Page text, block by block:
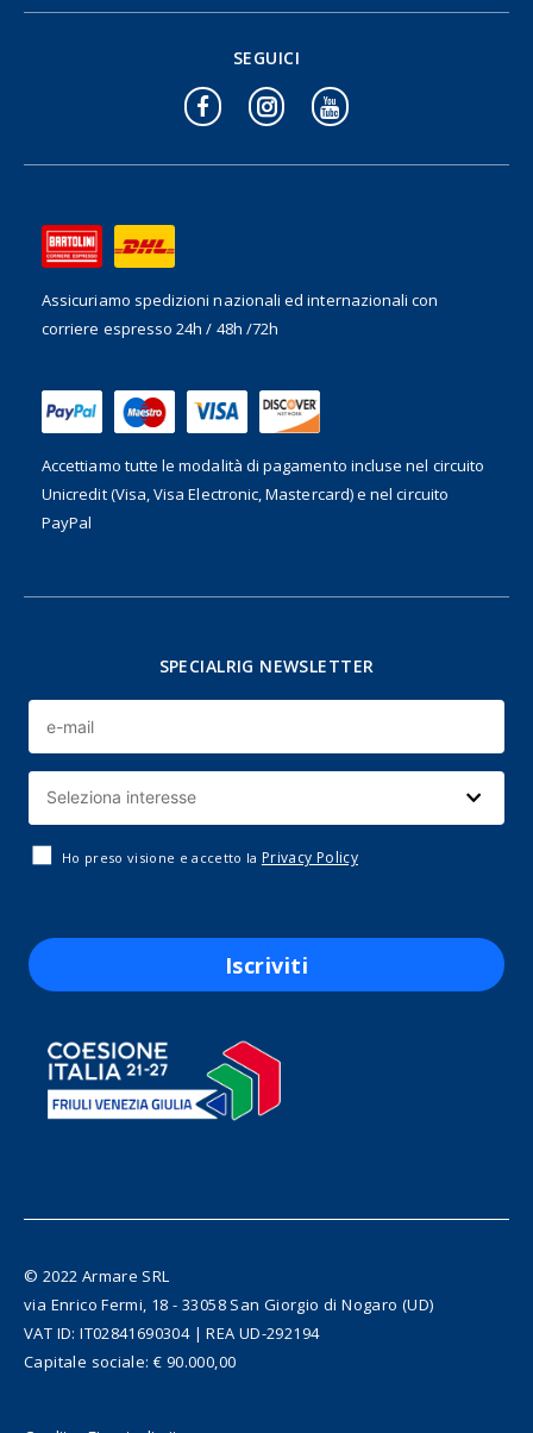
Assicuriamo spedizioni nazionali ed internazionalicon
corriere espresso 24h / 48h /72h
Accettiamo tutte le modalità di pagamento incluse nel circuito
Unicredit (Visa, Visa Electronic, Mastercard) e nel circuito
PayPal
SEGUICI
SPECIALRIG NEWSLETTER
Ho preso visione e accetto la Privacy Policy
Iscriviti
© 2022 Armare SRL
via Enrico Fermi, 18 - 33058 San Giorgio di Nogaro (UD)
VAT ID: IT02841690304 | REA UD-292194
Capitale sociale: € 90.000,00